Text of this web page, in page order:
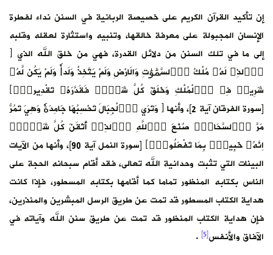
إن تأكيد القرآن الكريم على خصيصة الربانية في السنن نداء لفطرة
الإنسان المجبولة على معرفة خالقها، وتنبيه واستثارة لعقله وقلبه
إلى ما في تلك السنن من دلائل القدرة، فهي من خلق الله الذي ﴿
اِ۬لذِے لَهُۥ مُلْكُ اُ۬لسَّمَٰوَٰتِ وَالَارْضِ وَلَمْ يَتَّخِذْ وَلَداٗ وَلَمْ يَكُن لَّهُۥ
شَرِيكٞ فِے اِ۬لْمُلْكِ وَخَلَقَ كُلَّ شَےْءٖ فَقَدَّرَهُۥ تَقْدِيراٗۖ﴾
[سورة الفرقان آية 2]، وأنها ﴿ وَتَرَي اَ۬لْجِبَالَ تَحْسِبُهَا جَامِدَةٗ وَهِيَ تَمُرُّ
مَرَّ اَ۬لسَّحَابِۖ صُنْعَ اَ۬للَّهِ اِ۬لذِےٓ أَتْقَنَ كُلَّ شَےْءٍۖ
اِنَّهُۥ خَبِيرُۢ بِمَا تَفْعَلُونَۖ﴾ [سورة النمل آية 90]، وأنها من الآيات
البينات التي تثبت وحدانية الله تعالى، فقد أقام سبحانه الحجة على
الناس بكتابه المنظور تماما كما أقامها بكتابه المسطور، فإذا كانت
هداية الكتاب المسطور قد تمت عن طريق الرسل المبشرين والمنذرين،
فإن هداية الكتاب المنظور قد تمت عن طريق سنن الله وآياته في
الآفاق والأنفس[5]
.